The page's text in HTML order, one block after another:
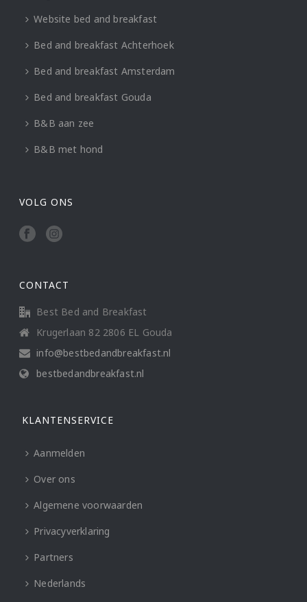
Website bed and breakfast
Bed and breakfast Achterhoek
Bed and breakfast Amsterdam
Bed and breakfast Gouda
B&B aan zee
B&B met hond
VOLG ONS
CONTACT
Best Bed and Breakfast
Krugerlaan 82 2806 EL Gouda
info@bestbedandbreakfast.nl
bestbedandbreakfast.nl
KLANTENSERVICE
Aanmelden
Over ons
Algemene voorwaarden
Privacyverklaring
Partners
Nederlands